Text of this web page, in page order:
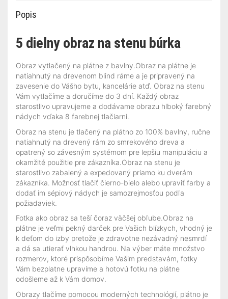
Popis
5 dielny obraz na stenu búrka
Obraz vytlačený na plátne z bavlny.Obraz na plátne je
natiahnutý na drevenom blind ráme a je pripravený na
zavesenie do Vášho bytu, kancelárie atď. Obraz na stenu
Vám vytlačíme a doručíme do 3 dní. Každý obraz
starostlivo upravujeme a dodávame obrazu hlboký farebný
nádych vďaka 8 farebnej tlačiarni.
Obraz na stenu je tlačený na plátno zo 100% bavlny, ručne
natiahnutý na drevený rám zo smrekového dreva a
opatrený so závesným systémom pre lepšiu manipuláciu a
okamžité použitie pre zákazníka.Obraz na stenu je
starostlivo zabalený a expedovaný priamo ku dverám
zákazníka. Možnosť tlačiť čierno-bielo alebo upraviť farby a
dodať im sépiový nádych je samozrejmosťou podľa
požiadaviek.
Fotka ako obraz sa teší čoraz väčšej obľube.Obraz na
plátne je veľmi pekný darček pre Vašich blízkych, vhodný je
k deťom do izby pretože je zdravotne nezávadný nesmrdí
a dá sa utierať vlhkou handrou. Na výber máte množstvo
rozmerov, ktoré prispôsobíme Vašim predstavám, fotky
Vám bezplatne upravíme a hotovú fotku na plátne
odošleme až k Vám domov.
Obrazy tlačíme pomocou moderných technológií, plátno je